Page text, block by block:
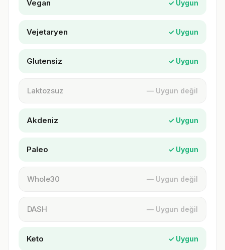
Vegan ✓ Uygun
Vejetaryen ✓ Uygun
Glutensiz ✓ Uygun
Laktozsuz — Uygun değil
Akdeniz ✓ Uygun
Paleo ✓ Uygun
Whole30 — Uygun değil
DASH — Uygun değil
Keto ✓ Uygun